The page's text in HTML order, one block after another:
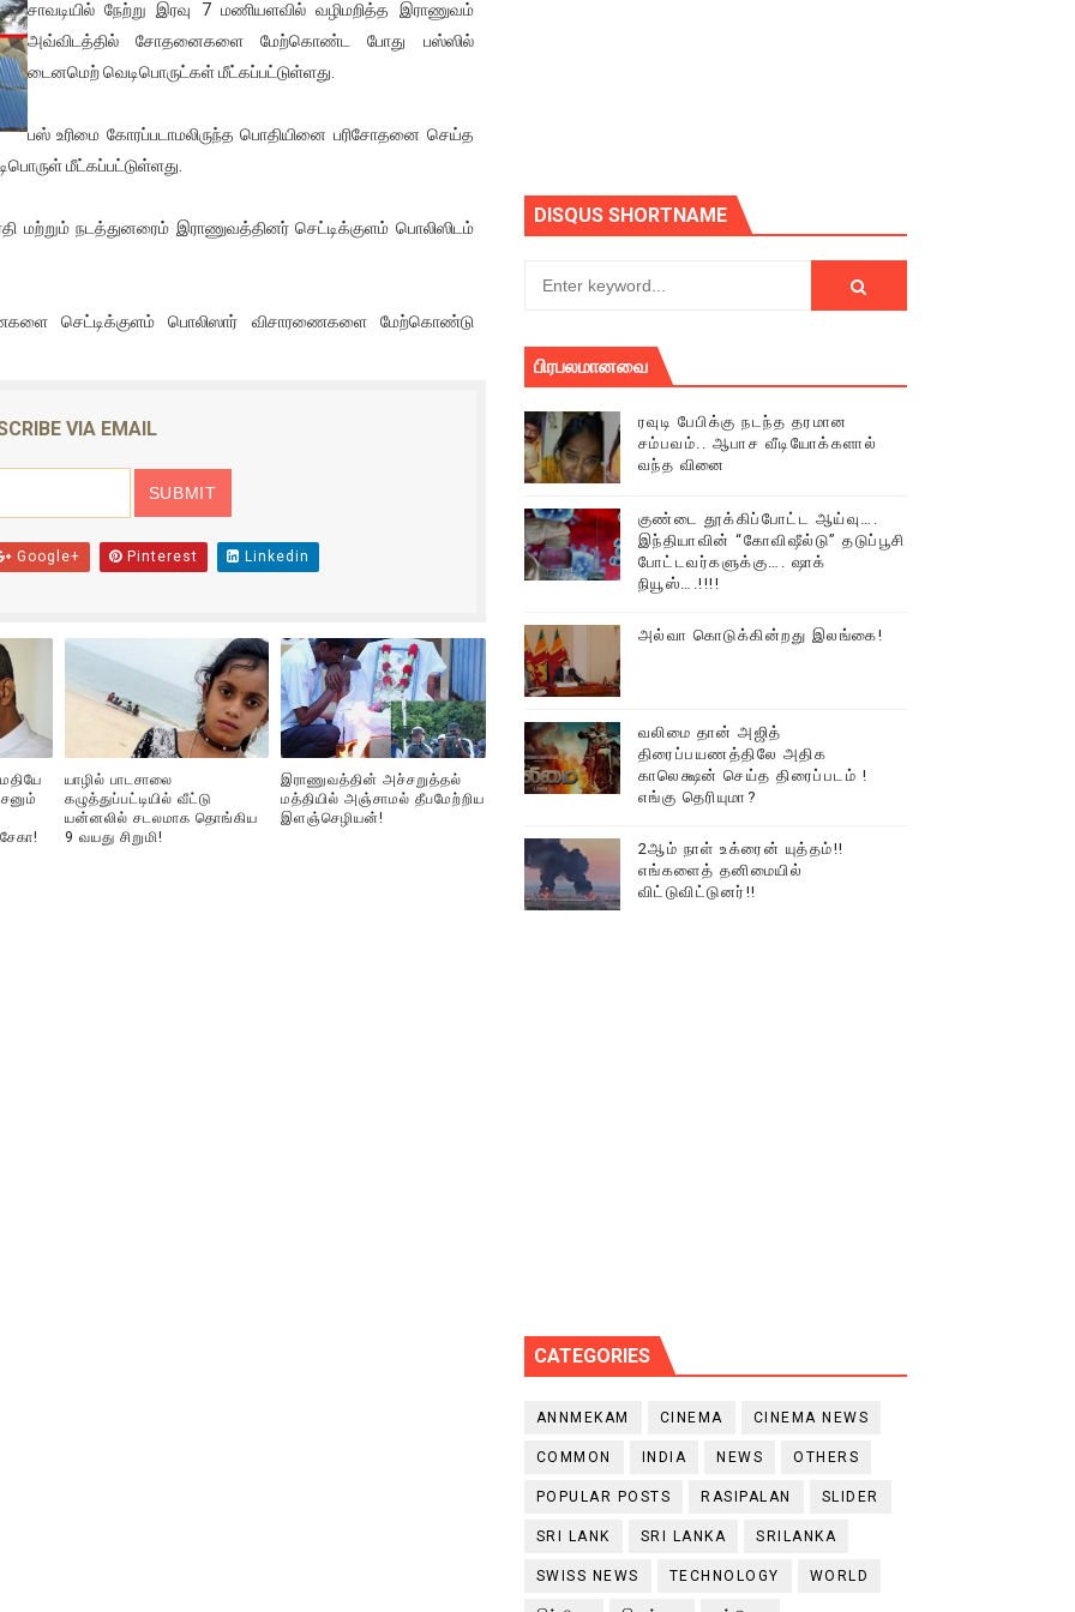
கண்டனப் போராட்டத்திற்கு கலந்துகொள்ளுமாறு அன்புரிமையோடு அழைக்கின்றோம்.
மாணவர்கள் தொடர்பில் நாடாளுமன்றத்தில் பகிரங்க கேள்வி
இலங்கைத் தமிழ் குடும்பம்!! நடந்தது என்ன
- கொதித்தெழுந்த பிரதேசவாசிகள்!
சங்கர் ஆகியோரின் நினைவெழுச்சி நாள் - 26.09.2021 சுவிஸ் (செய்தியும்,படங்களும்..)
தமிழின அழிப்பிற்கு நீதி கேட்டு நடைபெற்ற கவனயீர்ப்புப் போராட்டத்தில் திரண்ட தமிழ்மக்கள்!!
சபை கூட்டத்தில் இன்று உரை
அதிக காலெக்ஷன் செய்த திரைப்படம் ! எங்கு தெரியுமா?
சாவடியில் நேற்று இரவு 7 மணியளவில் வழிமறித்த இராணுவம்
அவ்விடத்தில் சோதனைகளை மேற்கொண்ட போது பஸ்ஸில்
டைனமெற் வெடிபொருட்கள் மீட்கப்பட்டுள்ளது.
பஸ் உரிமை கோரப்படாமலிருந்த பொதியினை பரிசோதனை செய்த
மீட்கப்பட்டுள்ளது.
மற்றும் நடத்துனரைம் இராணுவத்தினர் செட்டிக்குளம் பொலிஸிடம்
செட்டிக்குளம் பொலிஸார் விசாரணைகளை மேற்கொண்டு
VIA EMAIL
Google+ Pinterest Linkedin
யாழில் பாடசாலை
கழுத்துப்பட்டியில் வீட்டு
யன்னலில் சடலமாக தொங்கிய
9 வயது சிறுமி!
இராணுவத்தின் அச்சறுத்தல்
மத்தியில் அஞ்சாமல் தீபமேற்றிய
இளஞ்செழியன்!
DISQUS SHORTNAME
பிரபலமானவை
ரவுடி பேபிக்கு நடந்த தரமான
சம்பவம்.. ஆபாச வீடியோக்களால்
வந்த வினை
குண்டை தூக்கிப்போட்ட ஆய்வு….
இந்தியாவின் “கோவிஷீல்டு” தடுப்பூசி
போட்டவர்களுக்கு…. ஷாக்
நியூஸ்….!!!!
அல்வா கொடுக்கின்றது இலங்கை!
வலிமை தான் அஜித்
திரைப்பயணத்திலே அதிக
காலெக்ஷன் செய்த திரைப்படம் !
எங்கு தெரியுமா?
2ஆம் நாள் உக்ரைன் யுத்தம்!!
எங்களைத் தனிமையில்
விட்டுவிட்டுனர்!!
CATEGORIES
ANNMEKAM CINEMA CINEMA NEWS
COMMON INDIA NEWS OTHERS
POPULAR POSTS RASIPALAN SLIDER
SRI LANK SRI LANKA SRILANKA
SWISS NEWS TECHNOLOGY WORLD